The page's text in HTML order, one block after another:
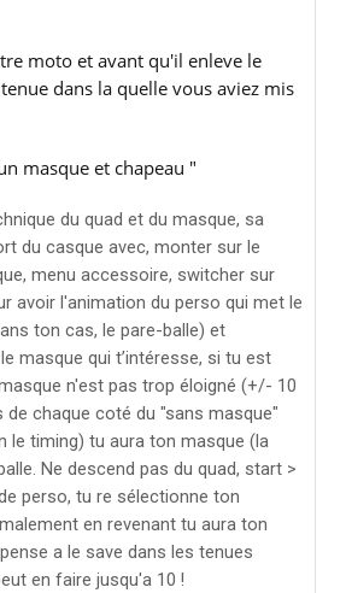
moto et avant qu'il enleve le
dans la quelle vous aviez mis
masque et chapeau "
du quad et du masque, sa
du casque avec, monter sur le
menu accessoire, switcher sur
avoir l'animation du perso qui met le
ton cas, le pare-balle) et
masque qui t’intéresse, si tu est
n'est pas trop éloigné (+/- 10
chaque coté du "sans masque"
le timing) tu aura ton masque (la
Ne descend pas du quad, start >
perso, tu re sélectionne ton
en revenant tu aura ton
a le save dans les tenues
en faire jusqu'a 10 !